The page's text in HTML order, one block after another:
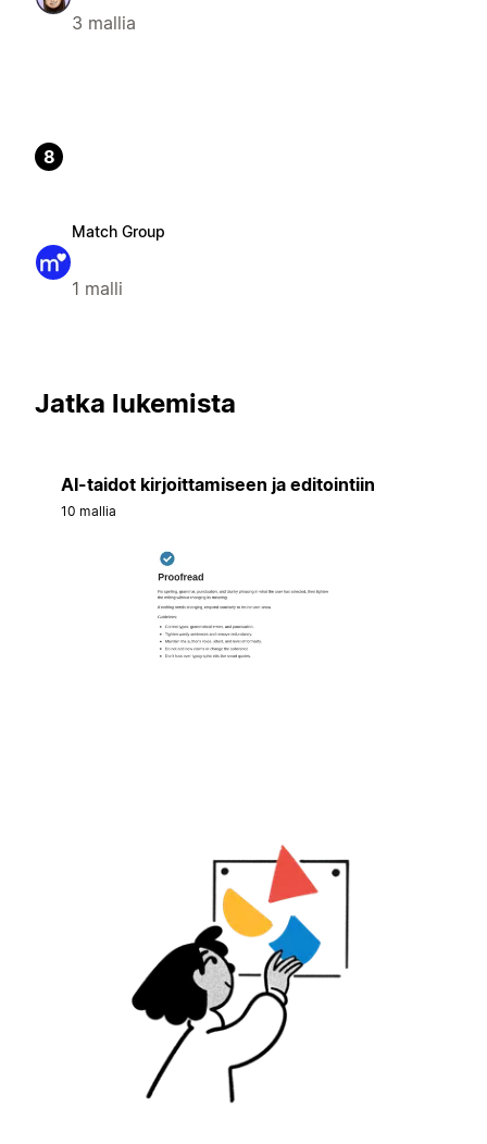
3 mallia
8
Match Group
1 malli
Jatka lukemista
AI-taidot kirjoittamiseen ja editointiin
10 mallia